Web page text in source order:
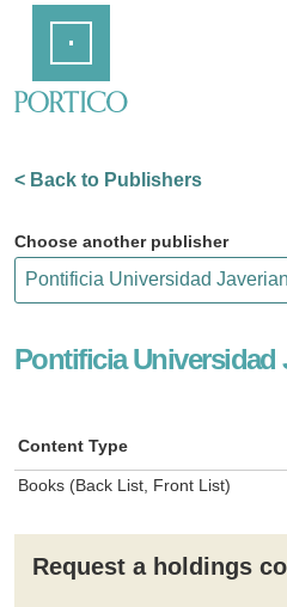
Content
< Back to Publishers
Choose another publisher
Pontificia Universidad
Content Type
Books (Back List, Front List)
Request a holdings